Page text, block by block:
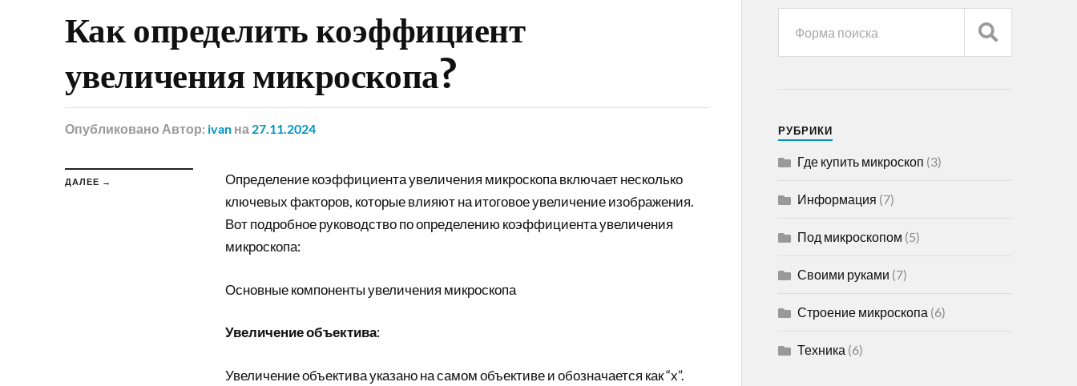
Как определить коэффициент
увеличения микроскопа?
Опубликовано Автор: ivan на 27.11.2024
ДАЛЕЕ →
Определение коэффициента увеличения микроскопа включает несколько
ключевых факторов, которые влияют на итоговое увеличение изображения.
Вот подробное руководство по определению коэффициента увеличения
микроскопа:
Основные компоненты увеличения микроскопа
Увеличение объектива:
Увеличение объектива указано на самом объективе и обозначается как “х”.
РУБРИКИ
Где купить микроскоп (3)
Информация (7)
Под микроскопом (5)
Своими руками (7)
Строение микроскопа (6)
Техника (6)